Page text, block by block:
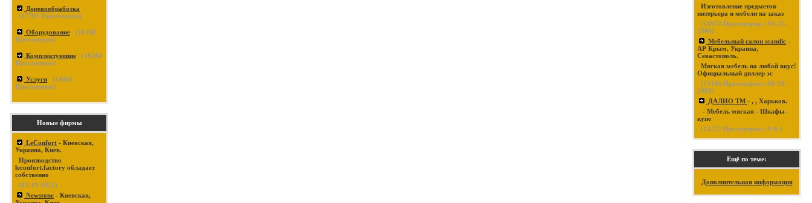
Деревообработка
(17761 Просмотров)
Оборудование (16368
Просмотров)
Комплектующие (16284
Просмотров)
Услуги (14863
Просмотров)
Новые фирмы
LeConfort - Киевская,
Украина, Киев.
Производство
leconfort.factory обладает
собственно
(03-19-2021)
Newstone - Киевская,
Изготовление предметов
интерьера и мебели на заказ
(14974 Просмотров с 03-25-
2008)
Мебельный салон scandic -
АР Крым, Украина,
Севастополь.
Мягкая мебель на любой вкус!
Официальный диллер эс
(13346 Просмотров с 06-19-
2008)
ДАЛИО ТМ - , , Харьков.
- Мебель мягкая - Шкафы-
купе
(13272 Просмотров с 0-0-)
Ещё по теме:
Дополнительная информация